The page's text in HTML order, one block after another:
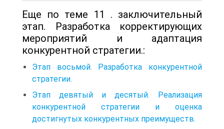
Еще по теме 11 . заключительный
этап. Разработка корректирующих
мероприятий и адаптация
конкурентной стратегии.:
Этап восьмой. Разработка конкурентной
стратегии.
Этап девятый и десятый. Реализация
конкурентной стратегии и оценка
достигнутых конкурентных преимуществ.